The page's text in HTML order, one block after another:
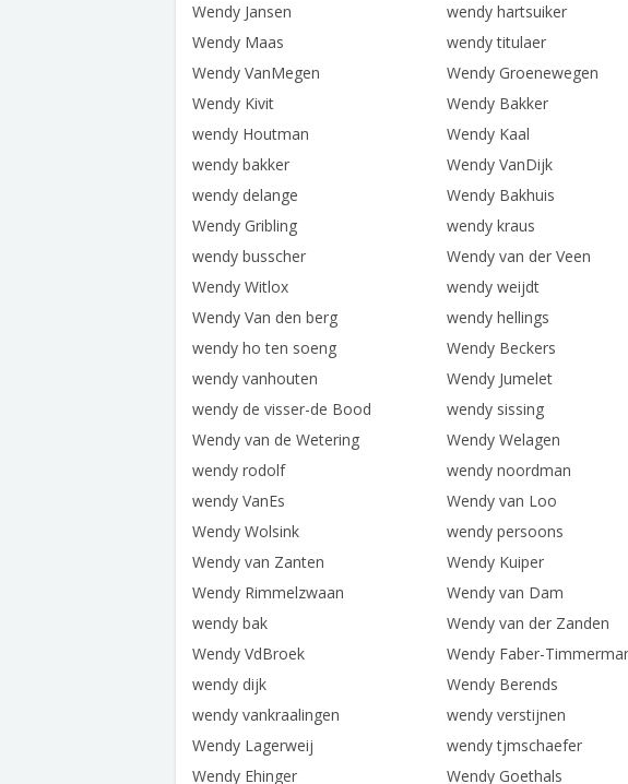
Wendy Jansen
wendy hartsuiker
Wendy Maas
wendy titulaer
Wendy VanMegen
Wendy Groenewegen
Wendy Kivit
Wendy Bakker
wendy Houtman
Wendy Kaal
wendy bakker
Wendy VanDijk
wendy delange
Wendy Bakhuis
Wendy Gribling
wendy kraus
wendy busscher
Wendy van der Veen
Wendy Witlox
wendy weijdt
Wendy Van den berg
wendy hellings
wendy ho ten soeng
Wendy Beckers
wendy vanhouten
Wendy Jumelet
wendy de visser-de Bood
wendy sissing
Wendy van de Wetering
Wendy Welagen
wendy rodolf
wendy noordman
wendy VanEs
Wendy van Loo
Wendy Wolsink
wendy persoons
Wendy van Zanten
Wendy Kuiper
Wendy Rimmelzwaan
Wendy van Dam
wendy bak
Wendy van der Zanden
Wendy VdBroek
Wendy Faber-
wendy dijk
Wendy Berends
wendy vankraalingen
wendy verstijnen
Wendy Lagerweij
wendy tjmschaefer
Wendy Ehinger
Wendy Goethals